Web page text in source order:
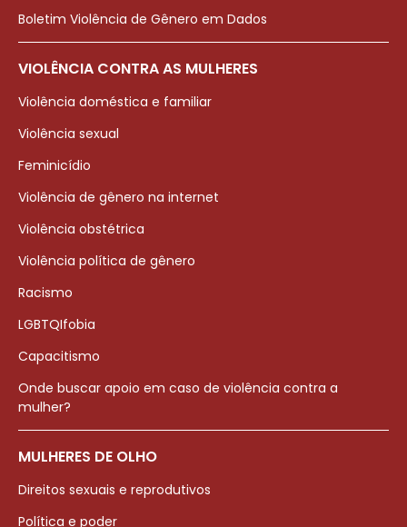
Boletim Violência de Gênero em Dados
VIOLÊNCIA CONTRA AS MULHERES
Violência doméstica e familiar
Violência sexual
Feminicídio
Violência de gênero na internet
Violência obstétrica
Violência política de gênero
Racismo
LGBTQIfobia
Capacitismo
Onde buscar apoio em caso de violência contra a
mulher?
MULHERES DE OLHO
Direitos sexuais e reprodutivos
Política e poder